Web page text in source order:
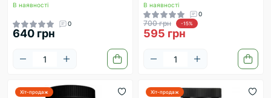
В наявності
0
640 грн
В наявності
0
700 грн -15%
595 грн
Хіт-продаж Хіт-продаж